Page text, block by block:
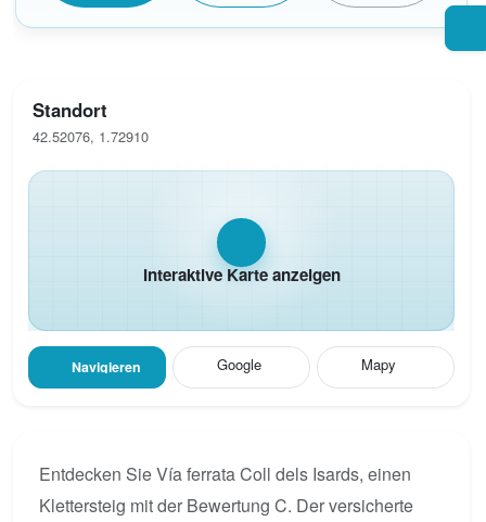
Standort
42.52076, 1.72910
Interaktive Karte anzeigen
Navigieren Google Mapy
Entdecken Sie Vía ferrata Coll dels Isards, einen
Klettersteig mit der Bewertung C. Der versicherte